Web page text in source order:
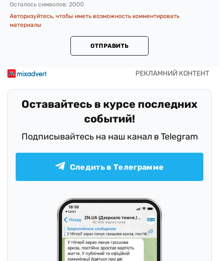
Осталось символов: 2000
Авторизуйтесь, чтобы иметь возможность комментировать
материалы
ОТПРАВИТЬ
Оставайтесь в курсе последних
событий!
Подписывайтесь на наш канал в Telegram
Следить в Телеграмме